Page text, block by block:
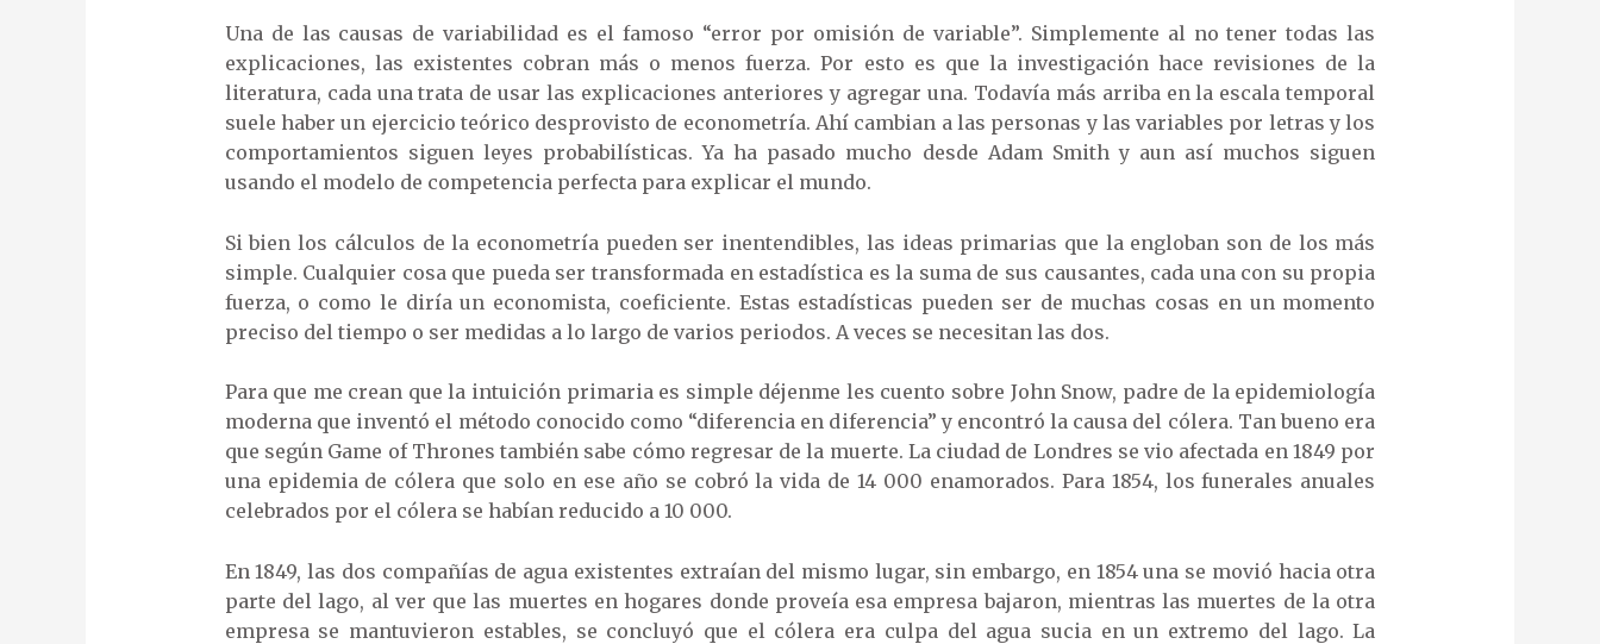
Una de las causas de variabilidad es el famoso “error por omisión de variable”. Simplemente al no tener todas las
explicaciones, las existentes cobran más o menos fuerza. Por esto es que la investigación hace revisiones de la
literatura, cada una trata de usar las explicaciones anteriores y agregar una. Todavía más arriba en la escala temporal
suele haber un ejercicio teórico desprovisto de econometría. Ahí cambian a las personas y las variables por letras y los
comportamientos siguen leyes probabilísticas. Ya ha pasado mucho desde Adam Smith y aun así muchos siguen
usando el modelo de competencia perfecta para explicar el mundo.
Si bien los cálculos de la econometría pueden ser inentendibles, las ideas primarias que la engloban son de los más
simple. Cualquier cosa que pueda ser transformada en estadística es la suma de sus causantes, cada una con su propia
fuerza, o como le diría un economista, coeficiente. Estas estadísticas pueden ser de muchas cosas en un momento
preciso del tiempo o ser medidas a lo largo de varios periodos. A veces se necesitan las dos.
Para que me crean que la intuición primaria es simple déjenme les cuento sobre John Snow, padre de la epidemiología
moderna que inventó el método conocido como “diferencia en diferencia” y encontró la causa del cólera. Tan bueno era
que según Game of Thrones también sabe cómo regresar de la muerte. La ciudad de Londres se vio afectada en 1849 por
una epidemia de cólera que solo en ese año se cobró la vida de 14 000 enamorados. Para 1854, los funerales anuales
celebrados por el cólera se habían reducido a 10 000.
En 1849, las dos compañías de agua existentes extraían del mismo lugar, sin embargo, en 1854 una se movió hacia otra
parte del lago, al ver que las muertes en hogares donde proveía esa empresa bajaron, mientras las muertes de la otra
empresa se mantuvieron estables, se concluyó que el cólera era culpa del agua sucia en un extremo del lago. La